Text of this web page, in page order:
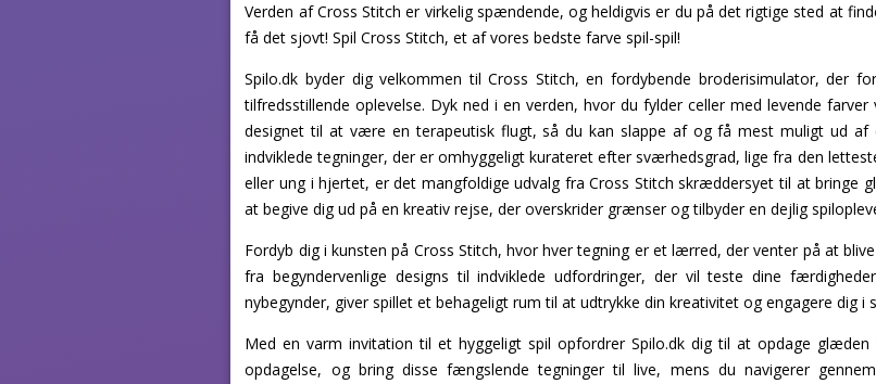
Verden af Cross Stitch er virkelig spændende, og heldigvis er du på det rigtige sted at
få det sjovt! Spil Cross Stitch, et af vores bedste farve spil-spil!
Spilo.dk byder dig velkommen til Cross Stitch, en fordybende broderisimulator, der
tilfredsstillende oplevelse. Dyk ned i en verden, hvor du fylder celler med levende
designet til at være en terapeutisk flugt, så du kan slappe af og få mest muligt ud af
indviklede tegninger, der er omhyggeligt kurateret efter sværhedsgrad, lige fra den
eller ung i hjertet, er det mangfoldige udvalg fra Cross Stitch skræddersyet til at bringe
at begive dig ud på en kreativ rejse, der overskrider grænser og tilbyder en dejlig
Fordyb dig i kunsten på Cross Stitch, hvor hver tegning er et lærred, der venter på at
fra begyndervenlige designs til indviklede udfordringer, der vil teste dine
nybegynder, giver spillet et behageligt rum til at udtrykke din kreativitet og engagere dig i
Med en varm invitation til et hyggeligt spil opfordrer Spilo.dk dig til at opdage
opdagelse, og bring disse fængslende tegninger til live, mens du navigerer